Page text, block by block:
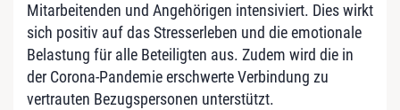
Mitarbeitenden und Angehörigen intensiviert. Dies wirkt
sich positiv auf das Stresserleben und die emotionale
Belastung für alle Beteiligten aus. Zudem wird die in
der Corona-Pandemie erschwerte Verbindung zu
vertrauten Bezugspersonen unterstützt.